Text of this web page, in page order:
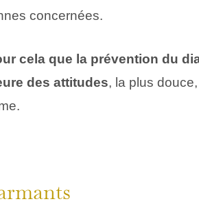
concernées.
cela que la prévention du
des attitudes, la plus